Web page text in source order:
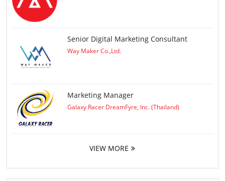
Senior Digital Marketing Consultant
Way Maker Co.,Ltd.
Marketing Manager
Galaxy Racer DreamFyre, Inc. (Thailand)
VIEW MORE